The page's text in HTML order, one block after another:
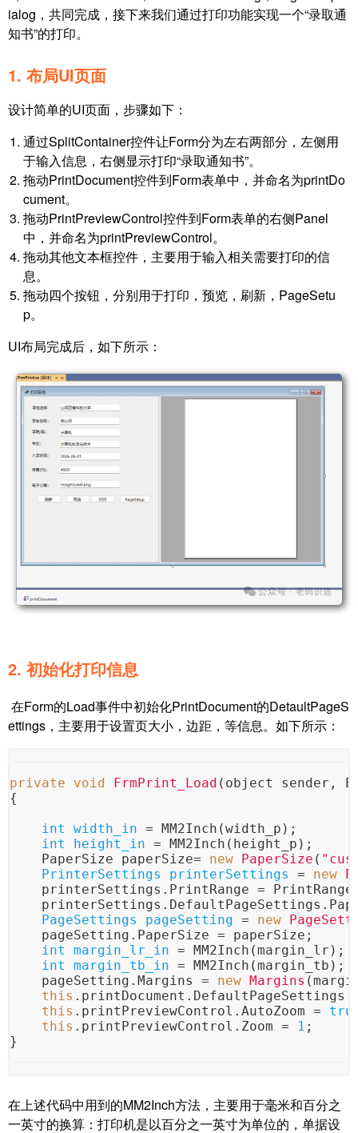
ialog，共同完成，接下来我们通过打印功能实现一个“录取通
知书”的打印。
1. 布局UI页面
设计简单的UI页面，步骤如下：
通过SplitContainer控件让Form分为左右两部分，左侧用
于输入信息，右侧显示打印“录取通知书”。
拖动PrintDocument控件到Form表单中，并命名为printDo
cument。
拖动PrintPreviewControl控件到Form表单的右侧Panel
中，并命名为printPreviewControl。
拖动其他文本框控件，主要用于输入相关需要打印的信
息。
拖动四个按钮，分别用于打印，预览，刷新，PageSetu
p。
UI布局完成后，如下所示：
2. 初始化打印信息
在Form的Load事件中初始化PrintDocument的DetaultPageS
ettings，主要用于设置页大小，边距，等信息。如下所示：
private void FrmPrint_Load (object sender,
{
int
width_in = MM2Inch(width_p);
int
height_in = MM2Inch(height_p);
PaperSize paperSize= new PaperSize (
PrinterSettings
printerSettings = new
printerSettings.PrintRange =
PageSettings
pageSetting = new
pageSetting.PaperSize = paperSize;
int
margin_lr_in = MM2Inch(margin_lr);
int
margin_tb_in = MM2Inch(margin_tb);
pageSetting.Margins = new Margins
this .printDocument.DefaultPageSettings
this .printPreviewControl.AutoZoom =
this .printPreviewControl.Zoom = 1 ;
}
在上述代码中用到的MM2Inch方法，主要用于毫米和百分之
一英寸的换算：打印机是以百分之一英寸为单位的，单据设